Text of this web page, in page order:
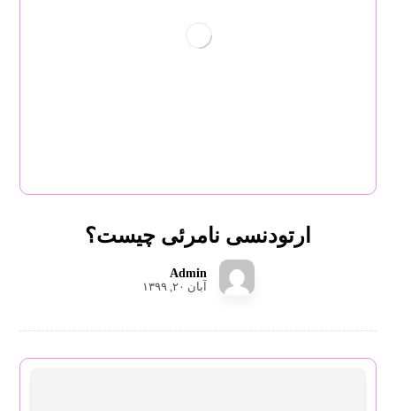
ارتودنسی نامرئی چیست؟
Admin
آبان ۲۰, ۱۳۹۹